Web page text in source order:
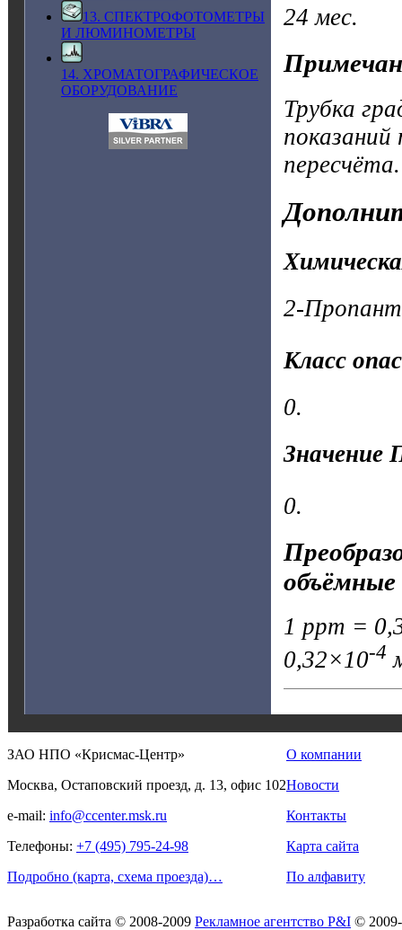
13. СПЕКТРОФОТОМЕТРЫ
И ЛЮМИНОМЕТРЫ
14. ХРОМАТОГРАФИЧЕСКОЕ
ОБОРУДОВАНИЕ
24 мес.
Трубка
пересчёта.
2-
Класс
0.
Значение
0.
объёмные
1 ppm =
0,32×10-4
ЗАО НПО «Крисмас-Центр»
Москва, Остаповский проезд, д. 13, офис 102
e-mail: info@ccenter.msk.ru
Телефоны: +7 (495) 795-24-98
Подробно (карта, схема проезда)…
О компании
Новости
Контакты
Карта сайта
По алфавиту
Разработка сайта © 2008-2009 Рекламное агентство P&I ©